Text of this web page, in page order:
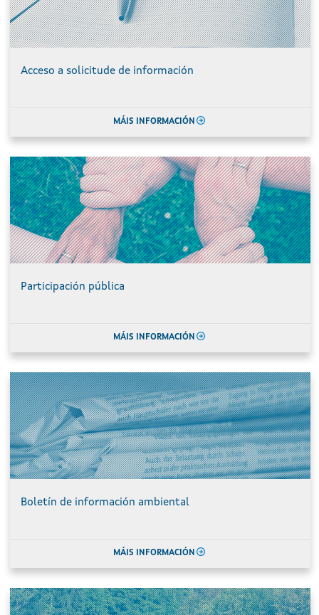
Acceso a solicitude de información
MÁIS INFORMACIÓN
Participación pública
MÁIS INFORMACIÓN
Boletín de información ambiental
MÁIS INFORMACIÓN